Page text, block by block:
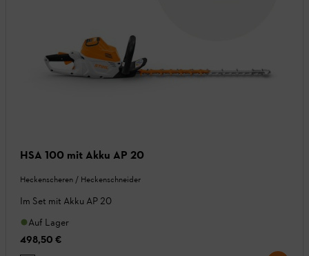
HSA 100 mit Akku AP 20
Heckenscheren / Heckenschneider
Im Set mit Akku AP 20
Auf Lager
498,50 €